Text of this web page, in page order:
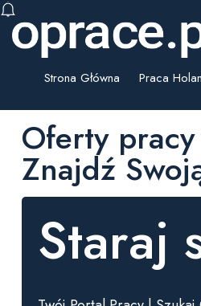
Strona Główna Praca
Oferty
Znajdź
Staraj